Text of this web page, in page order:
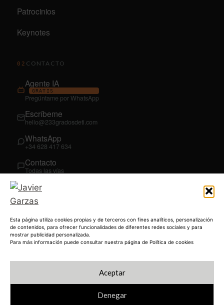
Esta página utiliza cookies propias y de terceros con fines analíticos, personalización
de contenidos, para ofrecer funcionalidades de diferentes redes sociales y para
mostrar publicidad personalizada.
Para más información puede consultar nuestra página de Política de cookies
Aceptar
Denegar
Patrocinios
Keynotes
02 CONTACTO
Agente IA
GRATIS
Pregúntame por WhatsApp
Escríbeme
hello@233gradosdeti.com
WhatsApp
+34 628 417 634
Contacto
Todas las vías
03SÍGUEME
YouTube
@JavierGarzas
LinkedIn